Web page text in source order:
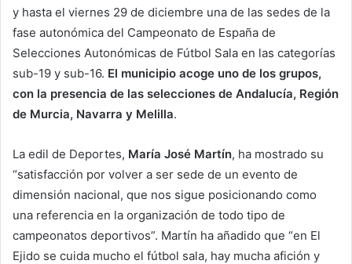
y hasta el viernes 29 de diciembre una de las sedes de la
fase autonómica del Campeonato de España de
Selecciones Autonómicas de Fútbol Sala en las categorías
sub-19 y sub-16. El municipio acoge uno de los grupos,
con la presencia de las selecciones de Andalucía, Región
de Murcia, Navarra y Melilla.
La edil de Deportes, María José Martín, ha mostrado su
“satisfacción por volver a ser sede de un evento de
dimensión nacional, que nos sigue posicionando como
una referencia en la organización de todo tipo de
campeonatos deportivos”. Martín ha añadido que “en El
Ejido se cuida mucho el fútbol sala, hay mucha afición y